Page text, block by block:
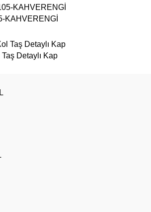
KAHVERENGİ
Detaylı Kap